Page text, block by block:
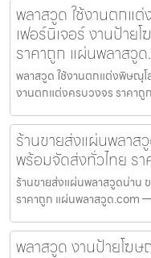
พลาสวูด ใช้งานตกแ
เฟอร์นิเจอร์ งานป้า
ราคาถูก แผ่นพลาสวู
พลาสวูด ใช้งานตกแต่งพิษณุโ
งานตกแต่งครบวงจร ราคา
ร้านขายส่งแผ่นพลาส
พร้อมจัดส่งทั่วไทย ร
ร้านขายส่งแผ่นพลาสวูดน่าน
ราคาถูก แผ่นพลาสวูด.com
พลาสวูด งานป้ายโฆ